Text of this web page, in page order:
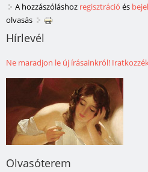
A hozzászóláshoz regisztráció és
olvasás
Hírlevél
Ne maradjon le új írásainkról!
Olvasóterem